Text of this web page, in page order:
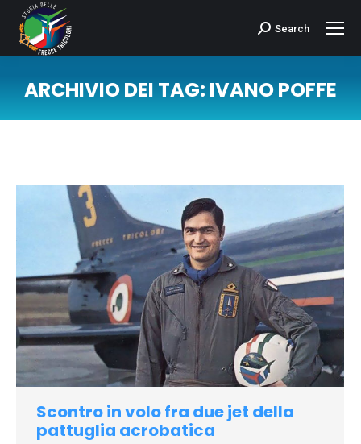
Cerca:Search
ARCHIVIO DEI TAG:IVANO POFFE
Scontro in volo fra due jet della
pattuglia acrobatica